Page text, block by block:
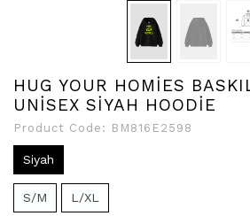
HUG YOUR HOMİES
UNİSEX SİYAH HOODİE
Product Code: BM816E2598
Siyah
S/M L/XL